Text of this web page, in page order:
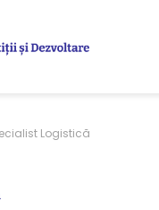
Logistică